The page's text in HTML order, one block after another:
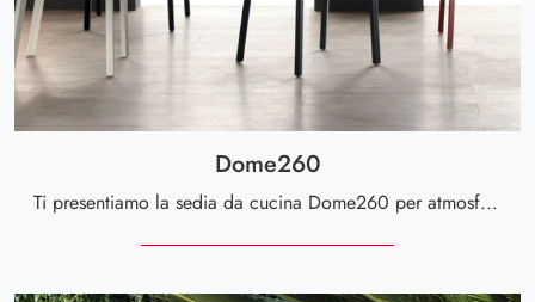
Dome260
Ti presentiamo la sedia da cucina Dome260 per atmosfere moderne, tra le più esclusive Sedie impilabili di Scavolini.